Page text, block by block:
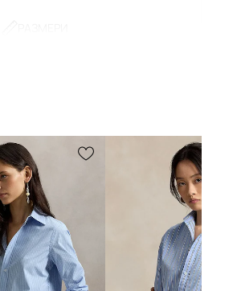
размера, който носите обикновено.
Препоръката се основава на
размерите на продукта и размера на
марката.
Размерите, представени в магазина,
са преизчислени спрямо
стандартната европейска таблица с
размери. На етикета на доставения
продукт е посочена оригиналната
маркировка на производителя.